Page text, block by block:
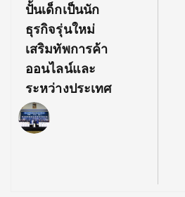
ปั้นเด็กเป็นนัก
ธุรกิจรุ่นใหม่
เสริมทัพการค้า
ออนไลน์และ
ระหว่างประเทศ